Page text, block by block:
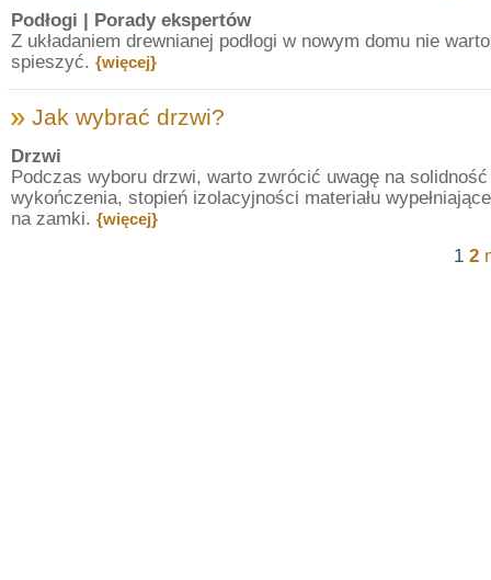
Podłogi | Porady ekspertów
Z układaniem drewnianej podłogi w nowym domu nie
spieszyć. {więcej}
Jak wybrać drzwi?
Drzwi
Podczas wyboru drzwi, warto zwrócić uwagę na
wykończenia, stopień izolacyjności materiału
na zamki. {więcej}
1 2